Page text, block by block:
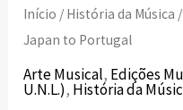
Início / História da Música
Japan to Portugal
Arte Musical, Edições
U.N.L.), História da